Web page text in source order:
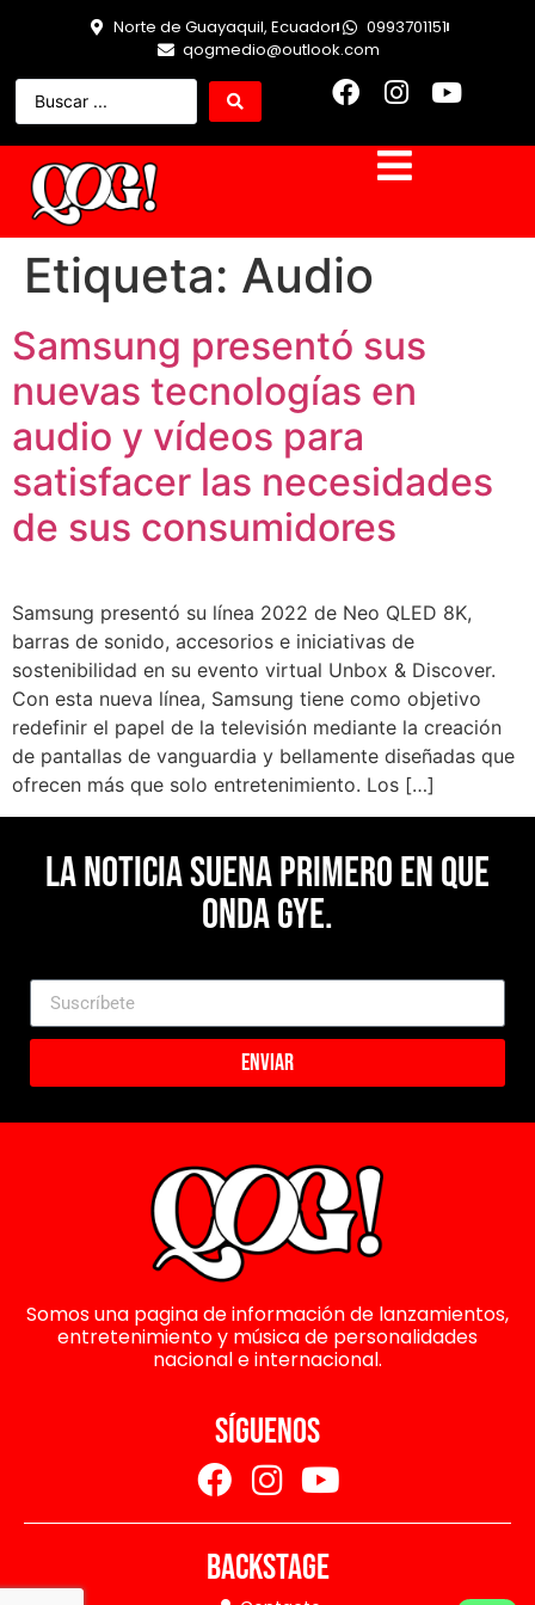
Norte de Guayaquil, Ecuador
0993701151
qogmedio@outlook.com
Etiqueta: Audio
Samsung presentó sus
nuevas tecnologías en
audio y vídeos para
satisfacer las necesidades
de sus consumidores
Samsung presentó su línea 2022 de Neo QLED 8K,
barras de sonido, accesorios e iniciativas de
sostenibilidad en su evento virtual Unbox & Discover.
Con esta nueva línea, Samsung tiene como objetivo
redefinir el papel de la televisión mediante la creación
de pantallas de vanguardia y bellamente diseñadas que
ofrecen más que solo entretenimiento. Los […]
La noticia suena primero en Que
Onda Gye.
Enviar
Somos una pagina de información de lanzamientos,
entretenimiento y música de personalidades
nacional e internacional.
SÍGUENOS
BACKSTAGE